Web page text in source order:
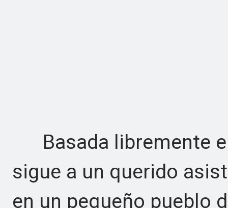
Basada libremente
sigue a un querido
en un pequeño pueblo